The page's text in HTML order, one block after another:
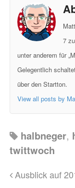
7
unter anderem für
Gelegentlich
über den Startton.
View all posts by
halbneger,
twittwoch
Ausblick auf